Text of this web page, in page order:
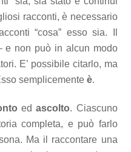
racconti, è necessario
“cosa” esso sia. Il
e non può in alcun modo
E’ possibile citarlo, ma
semplicementeè.
edascolto. Ciascuno
completa, e può farlo
Ma il raccontare una